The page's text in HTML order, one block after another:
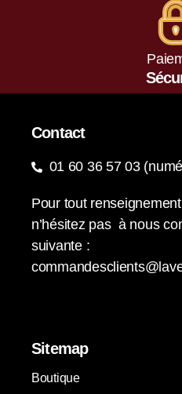
Contact
01 60 36 57 03
Pour tout
n’hésitez pas à nous
suivante :
Sitemap
Boutique